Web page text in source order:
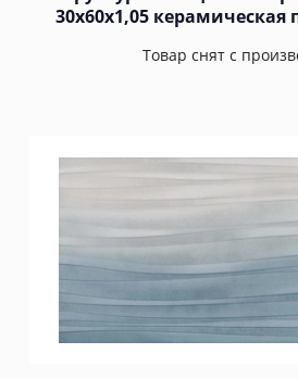
30x60x1,05 керамическая
Товар снят с